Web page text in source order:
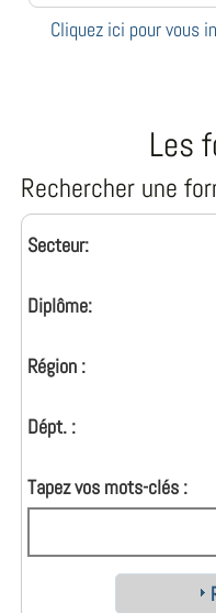
Cliquez ici pour vous
Les
Rechercher une
Secteur:
Diplôme:
Région :
Dépt. :
Tapez vos mots-clés :